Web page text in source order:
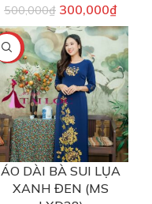
500,000₫ 300,000₫
-40%
ÁO DÀI BÀ SUI LỤA
XANH ĐEN (MS